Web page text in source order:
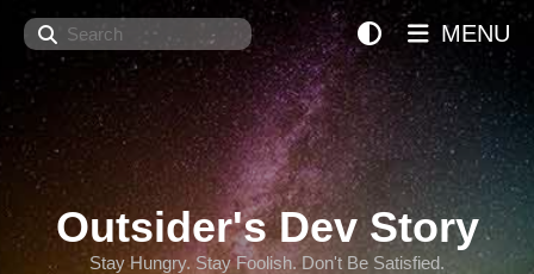
Search
Outsider's Dev Story
Stay Hungry. Stay Foolish. Don't Be Satisfied.
MENU